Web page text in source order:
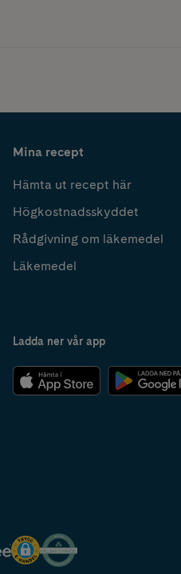
Mina recept
Hämta ut recept här
Högkostnadsskyddet
Rådgivning om läkemedel
Läkemedel
Ladda ner vår app